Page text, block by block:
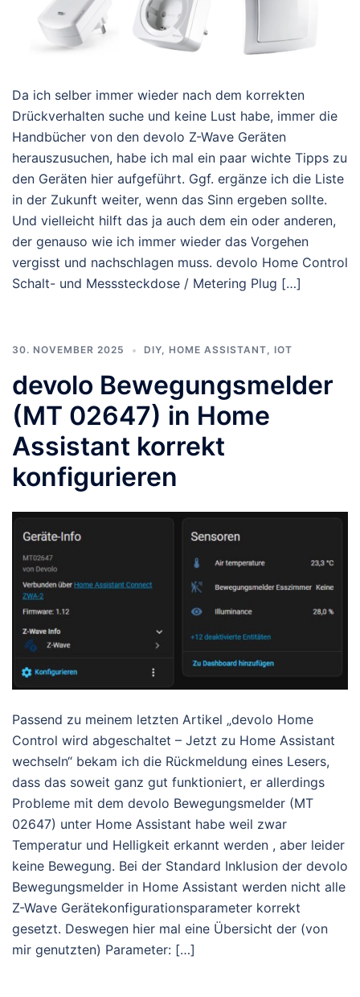
Da ich selber immer wieder nach dem korrekten
Drückverhalten suche und keine Lust habe, immer die
Handbücher von den devolo Z-Wave Geräten
herauszusuchen, habe ich mal ein paar wichte Tipps zu
den Geräten hier aufgeführt. Ggf. ergänze ich die Liste
in der Zukunft weiter, wenn das Sinn ergeben sollte.
Und vielleicht hilft das ja auch dem ein oder anderen,
der genauso wie ich immer wieder das Vorgehen
vergisst und nachschlagen muss. devolo Home Control
Schalt- und Messsteckdose / Metering Plug […]
30. NOVEMBER 2025 DIY, HOME ASSISTANT, IOT
devolo Bewegungsmelder
(MT 02647) in Home
Assistant korrekt
konfigurieren
Passend zu meinem letzten Artikel „devolo Home
Control wird abgeschaltet – Jetzt zu Home Assistant
wechseln“ bekam ich die Rückmeldung eines Lesers,
dass das soweit ganz gut funktioniert, er allerdings
Probleme mit dem devolo Bewegungsmelder (MT
02647) unter Home Assistant habe weil zwar
Temperatur und Helligkeit erkannt werden , aber leider
keine Bewegung. Bei der Standard Inklusion der devolo
Bewegungsmelder in Home Assistant werden nicht alle
Z-Wave Gerätekonfigurationsparameter korrekt
gesetzt. Deswegen hier mal eine Übersicht der (von
mir genutzten) Parameter: […]